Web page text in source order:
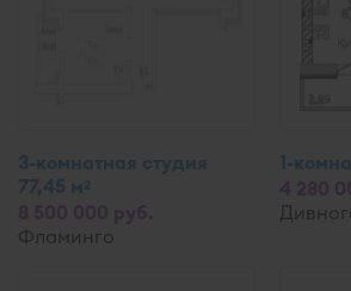
3-комнатная студия
77,45 м2
Фламинго
1-